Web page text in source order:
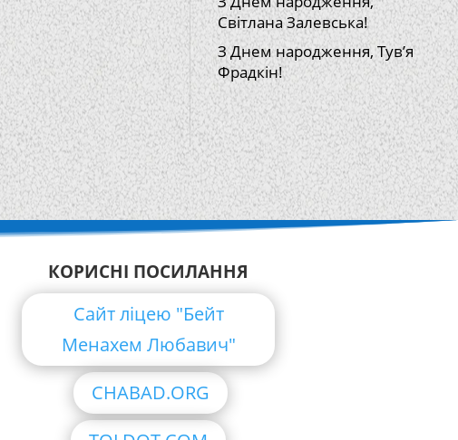
Світлана Залевська!
З Днем народження, Тув’я
Фрадкін!
КОРИСНІ ПОСИЛАННЯ
Сайт ліцею "Бейт
Менахем Любавич"
CHABAD.ORG